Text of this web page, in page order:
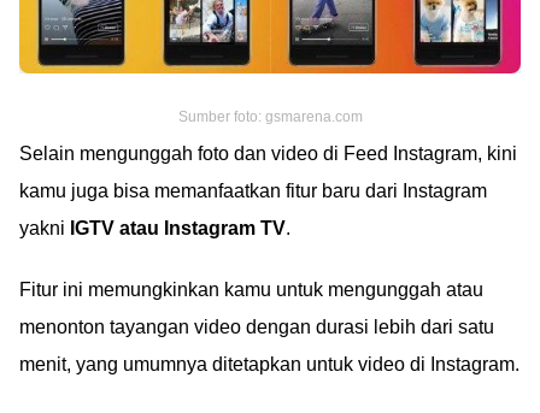
Sumber foto: gsmarena.com
Selain mengunggah foto dan video di Feed Instagram, kini
kamu juga bisa memanfaatkan fitur baru dari Instagram
yakni IGTV atau Instagram TV.
Fitur ini memungkinkan kamu untuk mengunggah atau
menonton tayangan video dengan durasi lebih dari satu
menit, yang umumnya ditetapkan untuk video di Instagram.